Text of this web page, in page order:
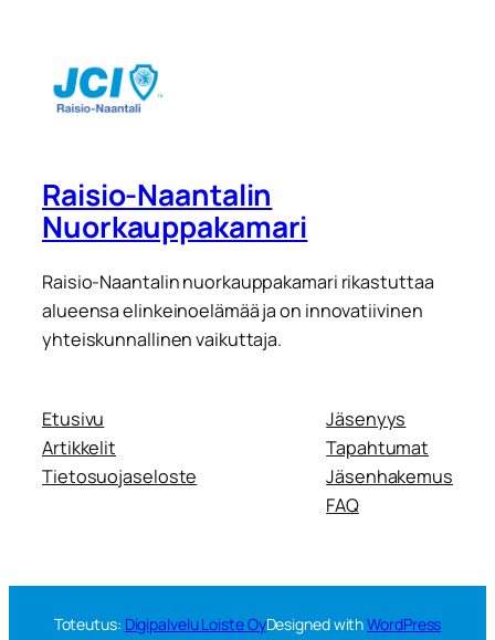
Raisio-Naantalin
Nuorkauppakamari
Raisio-Naantalin nuorkauppakamari rikastuttaa
alueensa elinkeinoelämää ja on innovatiivinen
yhteiskunnallinen vaikuttaja.
Etusivu
Artikkelit
Tietosuojaseloste
Jäsenyys
Tapahtumat
Jäsenhakemus
FAQ
Toteutus: Digipalvelu Loiste OyDesigned withWordPress